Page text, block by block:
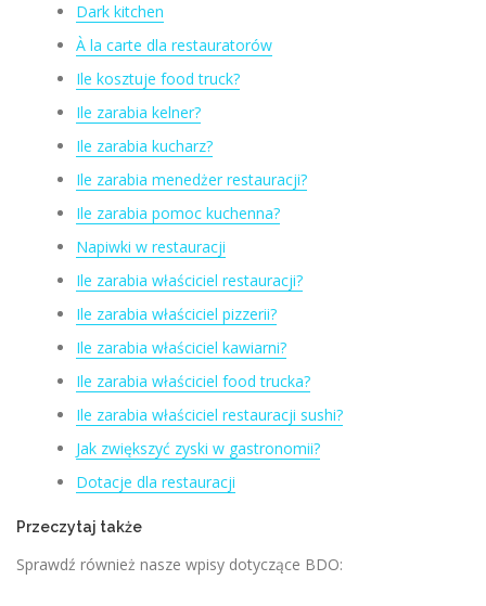
Dark kitchen
À la carte dla restauratorów
Ile kosztuje food truck?
Ile zarabia kelner?
Ile zarabia kucharz?
Ile zarabia menedżer restauracji?
Ile zarabia pomoc kuchenna?
Napiwki w restauracji
Ile zarabia właściciel restauracji?
Ile zarabia właściciel pizzerii?
Ile zarabia właściciel kawiarni?
Ile zarabia właściciel food trucka?
Ile zarabia właściciel restauracji sushi?
Jak zwiększyć zyski w gastronomii?
Dotacje dla restauracji
Przeczytaj także
Sprawdź również nasze wpisy dotyczące BDO: